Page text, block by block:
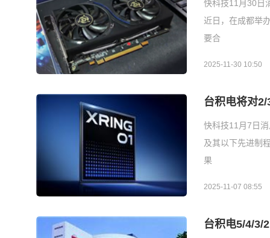
快科技11月30日
近日，在成都举
要合
2025-11-30 10:50
台积电将对
快科技11月7日
及其以下先进制
果
2025-11-07 08:55
台积电5/4/3/